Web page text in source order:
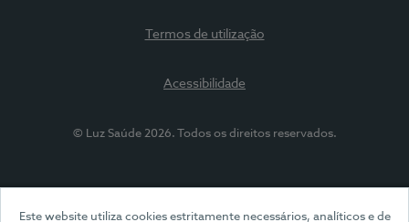
Este website utiliza cookies estritamente necessários, analíticos e de
Termos de utilização
Acessibilidade
© Luz Saúde 2026. Todos os direitos reservados.